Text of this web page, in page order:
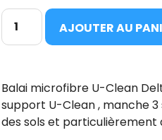
AJOUTER AU
Balai microfibre U-Clean
support U-Clean , manche
des sols et particulièrement